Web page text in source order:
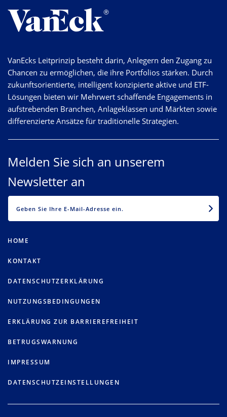
VanEcks Leitprinzip besteht darin, Anlegern den Zugang zu
Chancen zu ermöglichen, die ihre Portfolios stärken. Durch
zukunftsorientierte, intelligent konzipierte aktive und ETF-
Lösungen bieten wir Mehrwert schaffende Engagements in
aufstrebenden Branchen, Anlageklassen und Märkten sowie
differenzierte Ansätze für traditionelle Strategien.
Melden Sie sich an unserem
Newsletter an
HOME
KONTAKT
DATENSCHUTZERKLÄRUNG
NUTZUNGSBEDINGUNGEN
ERKLÄRUNG ZUR BARRIEREFREIHEIT
BETRUGSWARNUNG
IMPRESSUM
DATENSCHUTZEINSTELLUNGEN